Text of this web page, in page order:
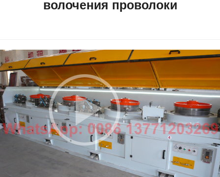
волочения проволоки